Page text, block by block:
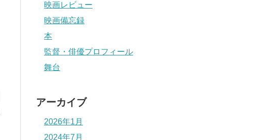
映画レビュー
映画備忘録
本
監督・俳優プロフィール
舞台
アーカイブ
2026年1月
2024年7月